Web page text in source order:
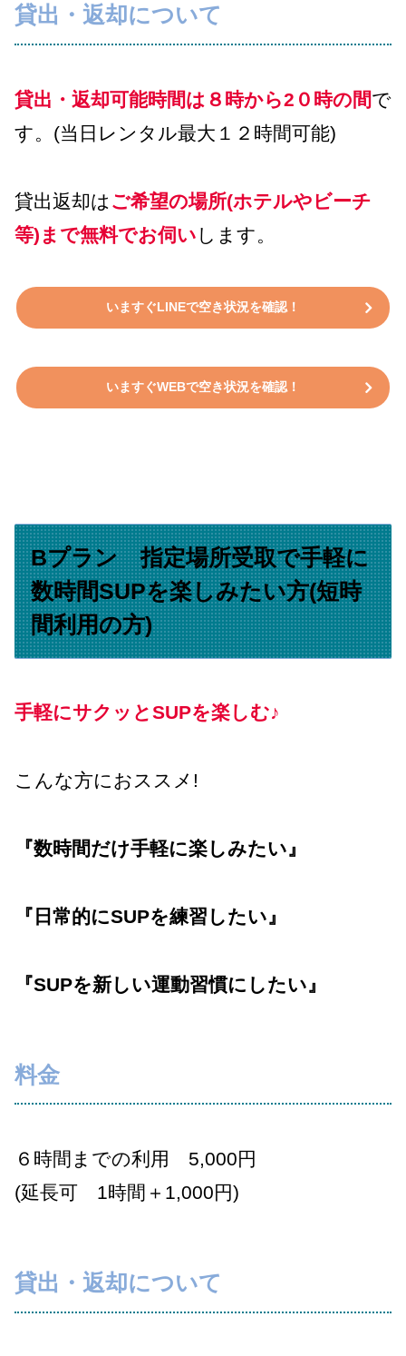
貸出・返却について
貸出・返却可能時間は８時から2０時の間で
す。(当日レンタル最大１２時間可能)
貸出返却は ご希望の場所(ホテルやビーチ
等)まで無料でお伺い します。
いますぐLINEで空き状況を確認！
いますぐWEBで空き状況を確認！
Bプラン 指定場所受取で手軽に
数時間SUPを楽しみたい方(短時
間利用の方)
手軽にサクッとSUPを楽しむ♪
こんな方におススメ!
『数時間だけ手軽に楽しみたい』
『日常的にSUPを練習したい』
『SUPを新しい運動習慣にしたい』
料金
６時間までの利用 5,000円
(延長可 1時間＋1,000円)
貸出・返却について